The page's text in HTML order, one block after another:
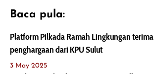
Baca pula:
Platform Pilkada Ramah Lingkungan terima
penghargaan dari KPU Sulut
3 May 2025